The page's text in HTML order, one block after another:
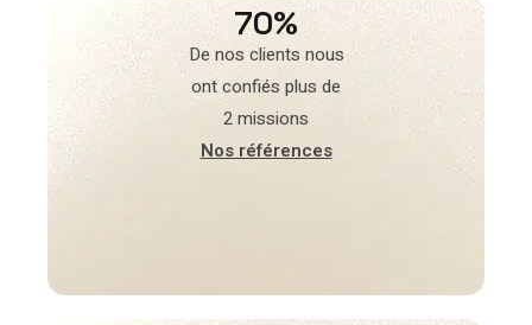
70%
De nos clients nous
ont confiés plus de
2 missions
Nos références